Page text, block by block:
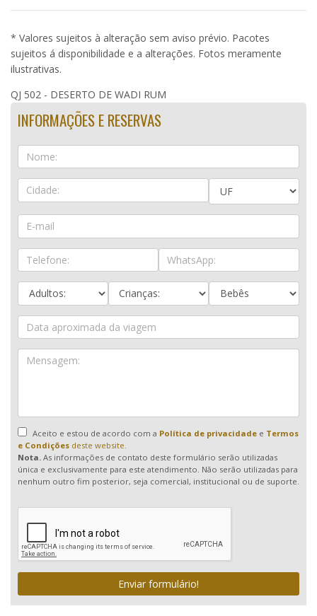
* Valores sujeitos à alteração sem aviso prévio. Pacotes
sujeitos á disponibilidade e a alterações. Fotos meramente
ilustrativas.
QJ 502 - DESERTO DE WADI RUM
INFORMAÇÕES E RESERVAS
Aceito e estou de acordo com a Política de privacidadee Termos
e Condições deste website.
Nota. As informações de contato deste formulário serão utilizadas
única e exclusivamente para este atendimento. Não serão utilizadas para
nenhum outro fim posterior, seja comercial, institucional ou de suporte.
Enviar formulário!